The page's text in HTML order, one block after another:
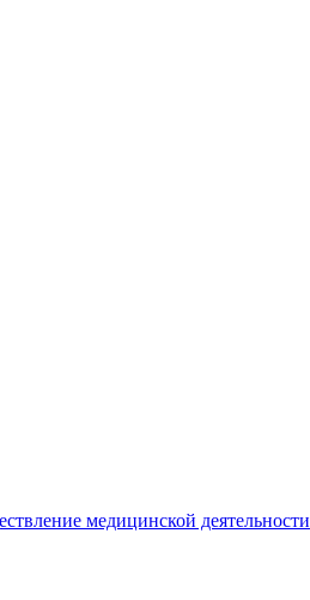
медицинской деятельности